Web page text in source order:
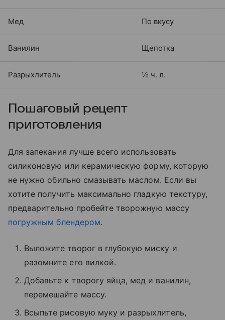
Мед По вкусу
Ванилин Щепотка
Разрыхлитель ½ ч. л.
Пошаговый рецепт
приготовления
Для запекания лучше всего использовать
силиконовую или керамическую форму, которую
не нужно обильно смазывать маслом. Если вы
хотите получить максимально гладкую текстуру,
предварительно пробейте творожную массу
погружным блендером.
Выложите творог в глубокую миску и
разомните его вилкой.
Добавьте к творогу яйца, мед и ванилин,
перемешайте массу.
Всыпьте рисовую муку и разрыхлитель,